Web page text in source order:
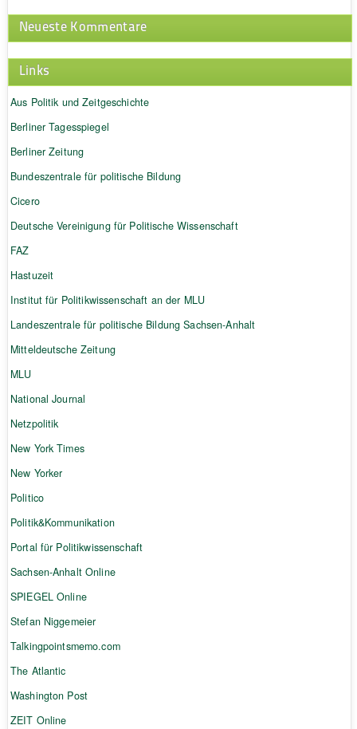
Neueste Kommentare
Links
Aus Politik und Zeitgeschichte
Berliner Tagesspiegel
Berliner Zeitung
Bundeszentrale für politische Bildung
Cicero
Deutsche Vereinigung für Politische Wissenschaft
FAZ
Hastuzeit
Institut für Politikwissenschaft an der MLU
Landeszentrale für politische Bildung Sachsen-Anhalt
Mitteldeutsche Zeitung
MLU
National Journal
Netzpolitik
New York Times
New Yorker
Politico
Politik&Kommunikation
Portal für Politikwissenschaft
Sachsen-Anhalt Online
SPIEGEL Online
Stefan Niggemeier
Talkingpointsmemo.com
The Atlantic
Washington Post
ZEIT Online